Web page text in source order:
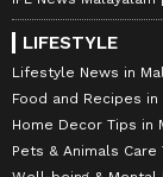
LIFESTYLE
Lifestyle News in
Food and Recipes in
Home Decor Tips in
Pets & Animals Care